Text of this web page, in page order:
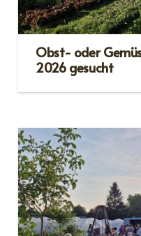
Obst- oder
2026 gesucht